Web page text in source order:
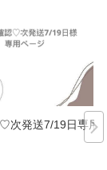
次発送7/19日専用